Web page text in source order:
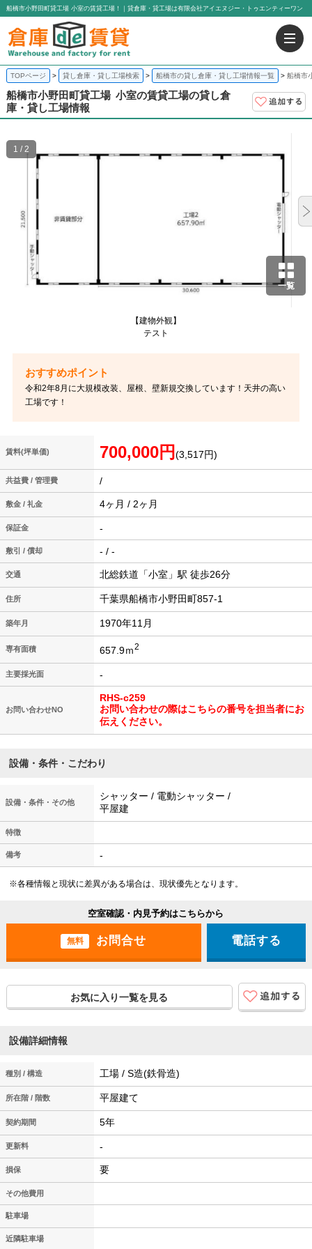
船橋市小野田町貸工場 小室の賃貸工場！｜貸倉庫・貸工場は有限会社アイエヌジー・トゥエンティーワン
TOPページ 貸し倉庫・貸し工場検索 船橋市の貸し倉庫・貸し工場情報一覧 船橋市
船橋市小野田町貸工場 小室の賃貸工場の貸し倉
庫・貸し工場情報
一覧
【建物外観】
テスト
1 / 2
令和2年8月に大規模改装、屋根、壁新規交換しています！天井の高い
工場です！
賃料(坪単価) 700,000円 (3,517円)
共益費 / 管理費 /
敷金 / 礼金 4ヶ月 / 2ヶ月
保証金 -
敷引 / 償却 - / -
交通 北総鉄道「小室」駅 徒歩26分
住所 千葉県船橋市小野田町857-1
築年月 1970年11月
専有面積 657.9ｍ2
主要採光面 -
お問い合わせNO
RHS-c259
お問い合わせの際はこちらの番号を担当者にお
伝えください。
設備・条件・こだわり
設備・条件・その他
シャッター / 電動シャッター /
平屋建
特徴
備考 -
※各種情報と現状に差異がある場合は、現状優先となります。
空室確認・内見予約はこちらから
無料 電話する
お気に入り一覧を見る
設備詳細情報
種別 / 構造 工場 / S造(鉄骨造)
所在階 / 階数 平屋建て
契約期間 5年
更新料 -
損保 要
その他費用
駐車場
近隣駐車場